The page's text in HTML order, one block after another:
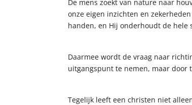
De mens zoekt van nature naar
onze eigen inzichten en
handen, en Hij onderhoudt de
Daarmee wordt de vraag naar
uitgangspunt te nemen, maar door
Tegelijk leeft een christen niet